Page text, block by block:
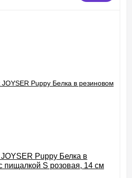
Puppy Белка в
пищалкой S розовая, 14 см